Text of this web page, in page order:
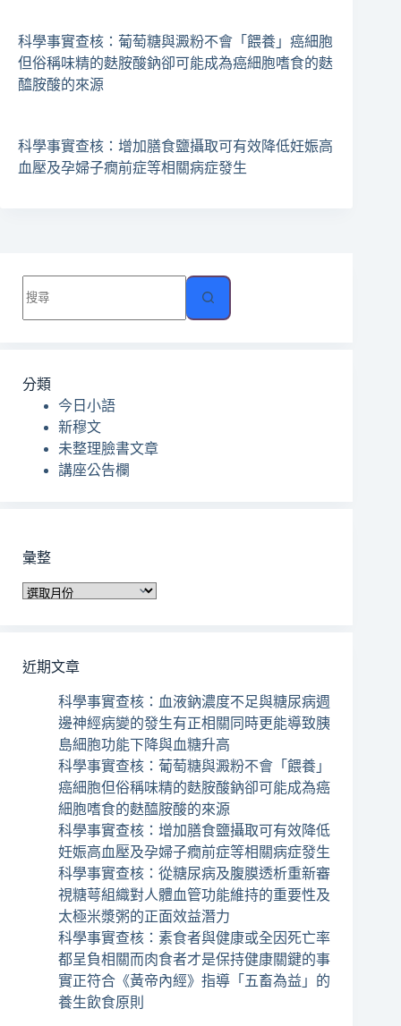
科學事實查核：葡萄糖與澱粉不會「餵養」癌細胞
但俗稱味精的麩胺酸鈉卻可能成為癌細胞嗜食的麩
醯胺酸的來源
科學事實查核：增加膳食鹽攝取可有效降低妊娠高
血壓及孕婦子癇前症等相關病症發生
不
條
分類
今日小語
新穆文
未整理臉書文章
講座公告欄
彙整
彙
近期文章
科學事實查核：血液鈉濃度不足與糖尿病週
邊神經病變的發生有正相關同時更能導致胰
島細胞功能下降與血糖升高
科學事實查核：葡萄糖與澱粉不會「餵養」
癌細胞但俗稱味精的麩胺酸鈉卻可能成為癌
細胞嗜食的麩醯胺酸的來源
科學事實查核：增加膳食鹽攝取可有效降低
妊娠高血壓及孕婦子癇前症等相關病症發生
科學事實查核：從糖尿病及腹膜透析重新審
視糖萼組織對人體血管功能維持的重要性及
太極米漿粥的正面效益潛力
科學事實查核：素食者與健康或全因死亡率
都呈負相關而肉食者才是保持健康關鍵的事
實正符合《黃帝內經》指導「五畜為益」的
養生飲食原則